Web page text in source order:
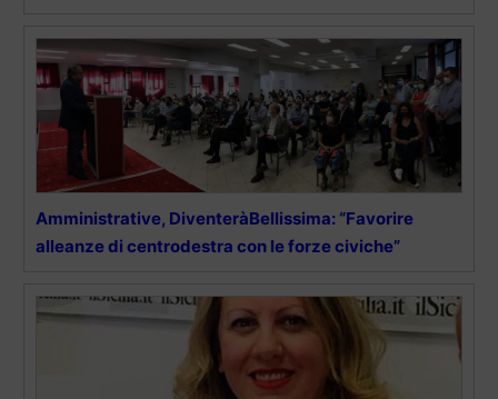
Amministrative, DiventeràBellissima: “Favorire
alleanze di centrodestra con le forze civiche”